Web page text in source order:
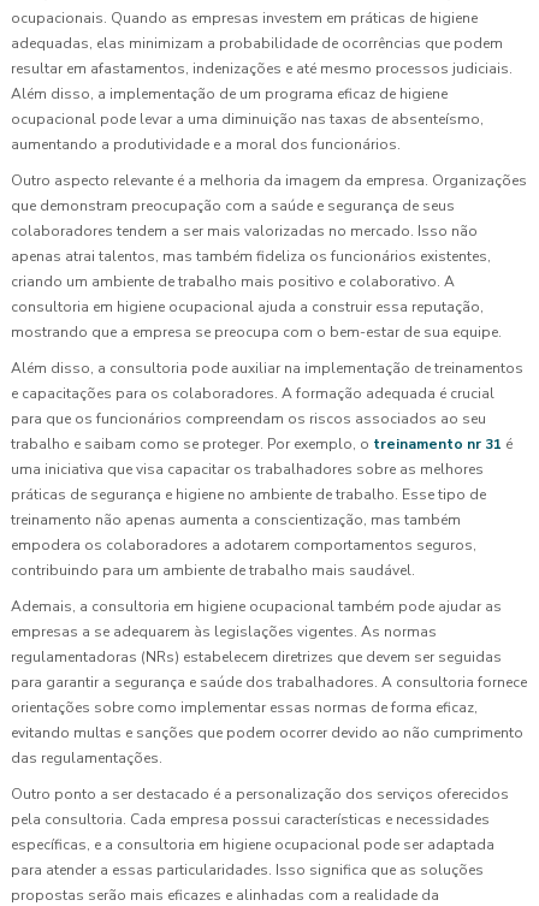
ocupacionais. Quando as empresas investem em práticas de higiene
adequadas, elas minimizam a probabilidade de ocorrências que podem
resultar em afastamentos, indenizações e até mesmo processos judiciais.
Além disso, a implementação de um programa eficaz de higiene
ocupacional pode levar a uma diminuição nas taxas de absenteísmo,
aumentando a produtividade e a moral dos funcionários.
Outro aspecto relevante é a melhoria da imagem da empresa. Organizações
que demonstram preocupação com a saúde e segurança de seus
colaboradores tendem a ser mais valorizadas no mercado. Isso não
apenas atrai talentos, mas também fideliza os funcionários existentes,
criando um ambiente de trabalho mais positivo e colaborativo. A
consultoria em higiene ocupacional ajuda a construir essa reputação,
mostrando que a empresa se preocupa com o bem-estar de sua equipe.
Além disso, a consultoria pode auxiliar na implementação de treinamentos
e capacitações para os colaboradores. A formação adequada é crucial
para que os funcionários compreendam os riscos associados ao seu
trabalho e saibam como se proteger. Por exemplo, o treinamento nr 31 é
uma iniciativa que visa capacitar os trabalhadores sobre as melhores
práticas de segurança e higiene no ambiente de trabalho. Esse tipo de
treinamento não apenas aumenta a conscientização, mas também
empodera os colaboradores a adotarem comportamentos seguros,
contribuindo para um ambiente de trabalho mais saudável.
Ademais, a consultoria em higiene ocupacional também pode ajudar as
empresas a se adequarem às legislações vigentes. As normas
regulamentadoras (NRs) estabelecem diretrizes que devem ser seguidas
para garantir a segurança e saúde dos trabalhadores. A consultoria fornece
orientações sobre como implementar essas normas de forma eficaz,
evitando multas e sanções que podem ocorrer devido ao não cumprimento
das regulamentações.
Outro ponto a ser destacado é a personalização dos serviços oferecidos
pela consultoria. Cada empresa possui características e necessidades
específicas, e a consultoria em higiene ocupacional pode ser adaptada
para atender a essas particularidades. Isso significa que as soluções
propostas serão mais eficazes e alinhadas com a realidade da